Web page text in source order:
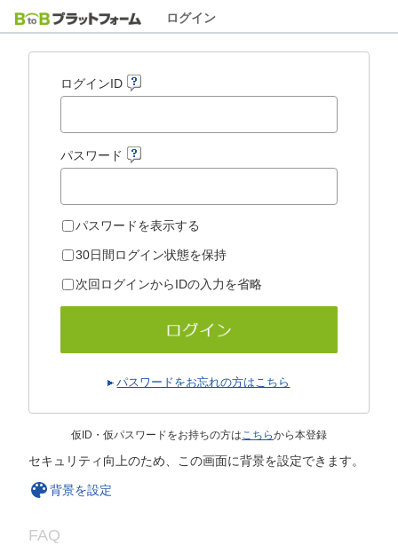
ログイン
ログインID
パスワード
パスワードを表示する
30日間ログイン状態を保持
次回ログインからIDの入力を省略
パスワードをお忘れの方はこちら
仮ID・仮パスワードをお持ちの方はこちらから本登録
セキュリティ向上のため、この画面に背景を設定できます。
背景を設定
FAQ